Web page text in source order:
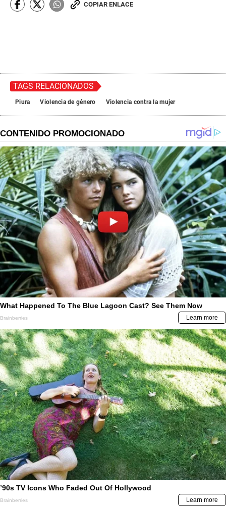
COPIAR ENLACE
TAGS RELACIONADOS
Piura Violencia de género Violencia contra la mujer